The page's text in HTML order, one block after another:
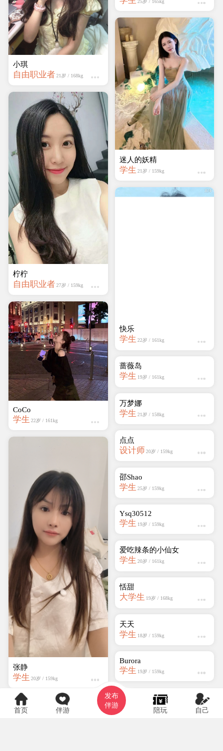
小琪
自由职业者 21岁 / 168kg
柠柠
自由职业者 27岁 / 159kg
CoCo
学生 22岁 / 161kg
张静
学生 20岁 / 159kg
快乐
学生 22岁 / 161kg
蔷薇岛
学生19岁 / 161kg
万梦娜
点点
设计师
学生25岁 / 159kg
首页 伴游
发布
伴游
陪玩 自己